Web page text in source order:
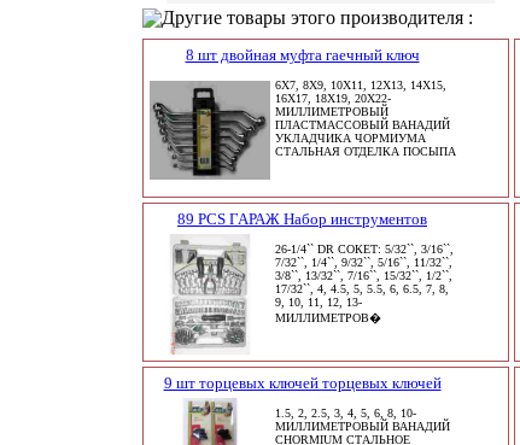
Другие товары этого производителя :
8 шт двойная муфта гаечный ключ
6X7, 8X9, 10X11, 12X13, 14X15,
16X17, 18X19, 20X22-
МИЛЛИМЕТРОВЫЙ
ПЛАСТМАССОВЫЙ ВАНАДИЙ
УКЛАДЧИКА ЧОРМИУМА
СТАЛЬНАЯ ОТДЕЛКА ПОСЫПА
89 PCS ГАРАЖ Набор инструментов
26-1/4`` DR СОКЕТ: 5/32``, 3/16``,
7/32``, 1/4``, 9/32``, 5/16``, 11/32``,
3/8``, 13/32``, 7/16``, 15/32``, 1/2``,
17/32``, 4, 4.5, 5, 5.5, 6, 6.5, 7, 8,
9, 10, 11, 12, 13-
МИЛЛИМЕТРОВ�
9 шт торцевых ключей торцевых ключей
1.5, 2, 2.5, 3, 4, 5, 6, 8, 10-
МИЛЛИМЕТРОВЫЙ ВАНАДИЙ
CHORMIUM СТАЛЬНОЕ